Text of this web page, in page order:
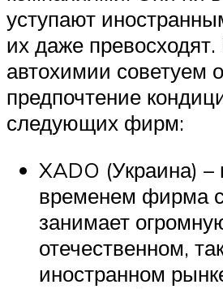
уступают
их даже
автохимии советуем
предпочтение
следующих фирм:
XADO (Украина) –
временем фирма
занимает
отечественном,
иностранном